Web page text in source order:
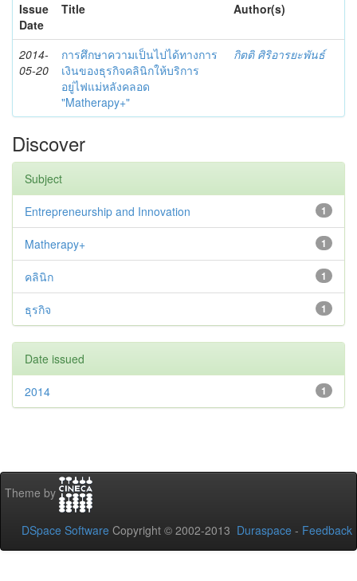
Issue
Date
Title Author(s)
2014-
05-20
การศึกษาความเป็นไปได้ทางการ
เงินของธุรกิจคลินิกให้บริการ
อยู่ไฟแม่หลังคลอด
"Matherapy+"
กิตติ ศิริอารยะพันธ์
Discover
Subject
1
Entrepreneurship and Innovation
1
Matherapy+
1
คลินิก
1
ธุรกิจ
Date issued
1
2014
Theme by
DSpace Software Copyright © 2002-2013 Duraspace - Feedback